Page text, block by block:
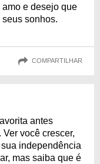
e desejo que
sonhos.
COMPARTILHAR
antes
você crescer,
independência
mas saiba que é